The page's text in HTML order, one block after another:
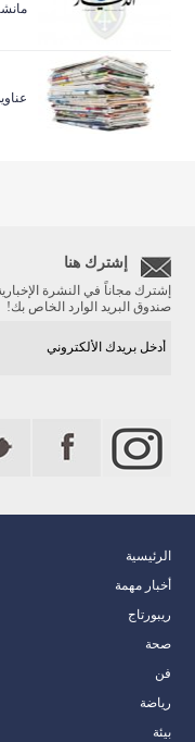
إشترك هنا
إشترك مجاناً في النشرة
صندوق البريد الوارد الخاص بك!
الرئيسية
أخبار مهمة
ريبورتاج
صحة
فن
رياضة
بيئة